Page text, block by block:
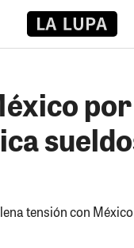
tensión con